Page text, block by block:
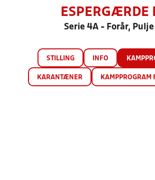
ESPERGÆRDE
Serie 4A - Forår, Pulje
STILLING INFO
KARANTÆNER KAMPPROGRAM